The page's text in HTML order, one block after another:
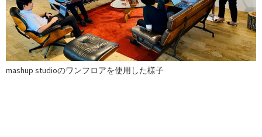
mashup studioのワンフロアを使用した様子